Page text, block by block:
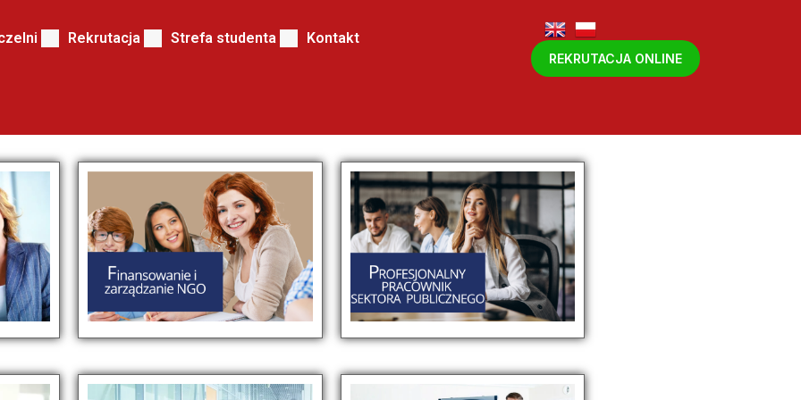
Rekrutacja Strefa studenta Kontakt
REKRUTACJA ONLINE